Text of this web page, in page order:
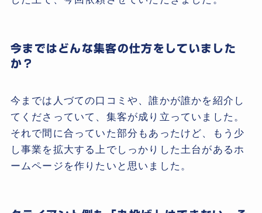
今まではどんな集客の仕方をしていました
か？
今までは人づての口コミや、誰かが誰かを紹介し
てくださっていて、集客が成り立っていました。
それで間に合っていた部分もあったけど、もう少
し事業を拡大する上でしっかりした土台があるホ
ームページを作りたいと思いました。